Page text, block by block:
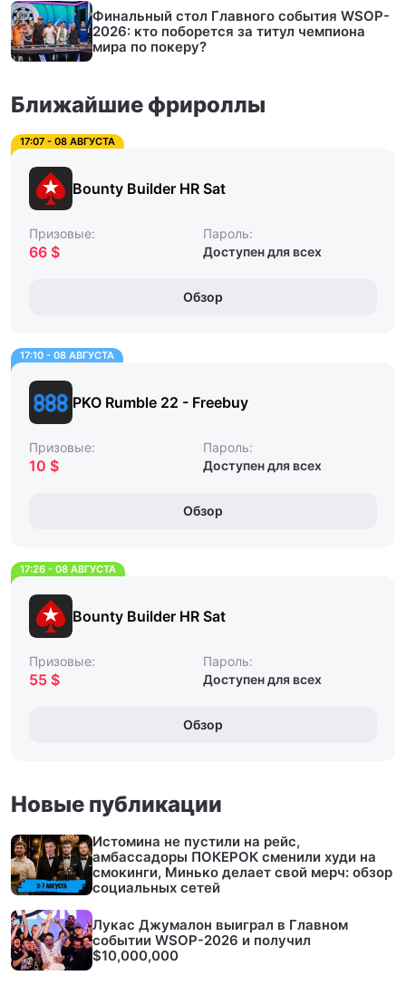
Финальный стол Главного события WSOP-
2026: кто поборется за титул чемпиона
мира по покеру?
Ближайшие фрироллы
17:07 - 08 АВГУСТА
Bounty Builder HR Sat
Призовые:
66 $
Пароль:
Доступен для всех
Обзор
17:10 - 08 АВГУСТА
PKO Rumble 22 - Freebuy
Призовые:
10 $
Пароль:
Доступен для всех
Обзор
17:26 - 08 АВГУСТА
Bounty Builder HR Sat
Призовые:
55 $
Пароль:
Доступен для всех
Обзор
Новые публикации
Истомина не пустили на рейс,
амбассадоры ПОКЕРОК сменили худи на
смокинги, Минько делает свой мерч: обзор
социальных сетей
Лукас Джумалон выиграл в Главном
событии WSOP-2026 и получил
$10,000,000